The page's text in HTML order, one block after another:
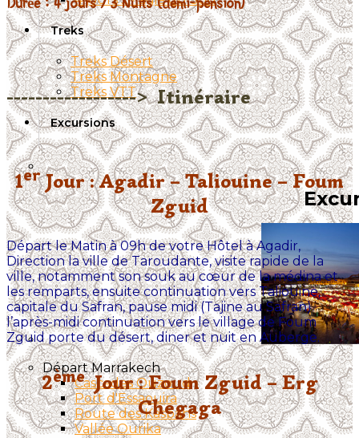
Treks
Treks Désert
Treks Montagne
Treks VTT
Excursions
Départ Marrakech
Cascades Ouzoud
Port d'Essaouira
Route des Kasbahs
Vallée Ourika
Durée : 4 jours / 3 Nuits (demi-pension)
------------------> Itinéraire
1erJour : Agadir – Taliouine – Foum
Zguid
Départ le Matin à 09h de votre Hôtel à Agadir,
Direction la ville de Taroudante, visite rapide de la
ville, notamment son souk au cœur de la médina et
les remparts, ensuite continuation vers Taliouine,
capitale du Safran, pause midi (Tajine au Safran)
l’après-midi continuation vers le village de Foum
Zguid porte du désert, diner et nuit en Auberge.
2èmeJour : Foum Zguid – Erg
Chegaga